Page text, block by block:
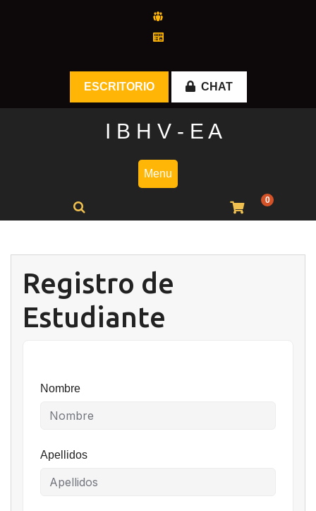
ESCRITORIO CHAT
I B H V - E A
Menu
0
Registro de
Estudiante
Nombre
Apellidos